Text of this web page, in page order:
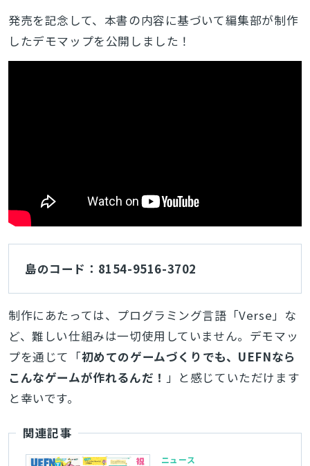
発売を記念して、本書の内容に基づいて編集部が制作
したデモマップを公開しました！
島のコード：8154-9516-3702
制作にあたっては、プログラミング言語「Verse」な
ど、難しい仕組みは一切使用していません。デモマッ
プを通じて「初めてのゲームづくりでも、 UEFNなら
こんなゲームが作れるんだ！ 」と感じていただけます
と幸いです。
関連記事
ニュース